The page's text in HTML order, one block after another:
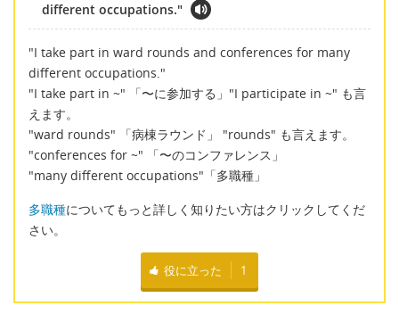
different occupations."
"I take part in ward rounds and conferences for many
different occupations."
"I take part in ~" 「〜に参加する」"I participate in ~" も言
えます。
"ward rounds" 「病棟ラウンド」 "rounds" も言えます。
"conferences for ~" 「〜のコンファレンス」
"many different occupations"「多職種」
多職種についてもっと詳しく知りたい方はクリックしてくだ
さい。
役に立った 1